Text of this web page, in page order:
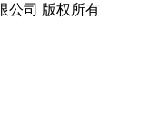
公司 版权所有